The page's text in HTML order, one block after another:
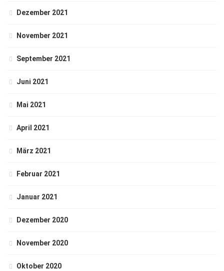
Dezember 2021
November 2021
September 2021
Juni 2021
Mai 2021
April 2021
März 2021
Februar 2021
Januar 2021
Dezember 2020
November 2020
Oktober 2020